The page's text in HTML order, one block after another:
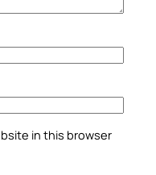
in this browser